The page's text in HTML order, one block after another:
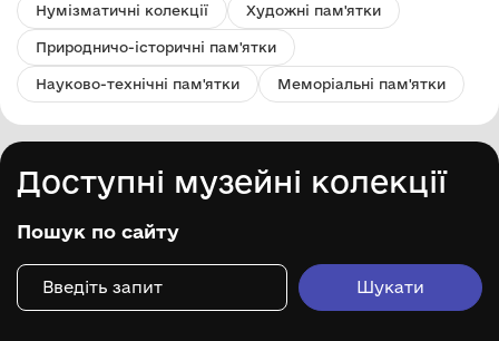
Нумізматичні колекції Художні пам'ятки
Природничо-історичні пам'ятки
Науково-технічні пам'ятки Меморіальні пам'ятки
Доступні музейні колекції
Пошук по сайту